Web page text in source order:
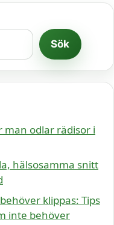
Sök
man odlar rädisor i
hälsosamma snitt
klippas: Tips
inte behöver